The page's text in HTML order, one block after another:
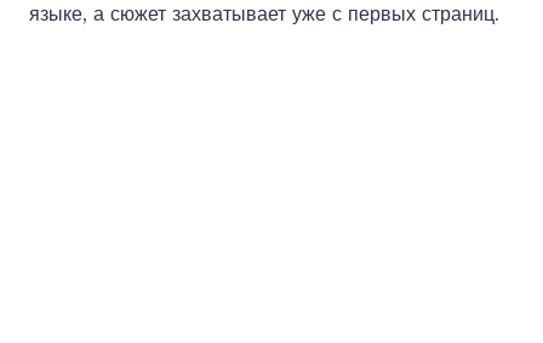
языке, а сюжет захватывает уже с первых страниц.